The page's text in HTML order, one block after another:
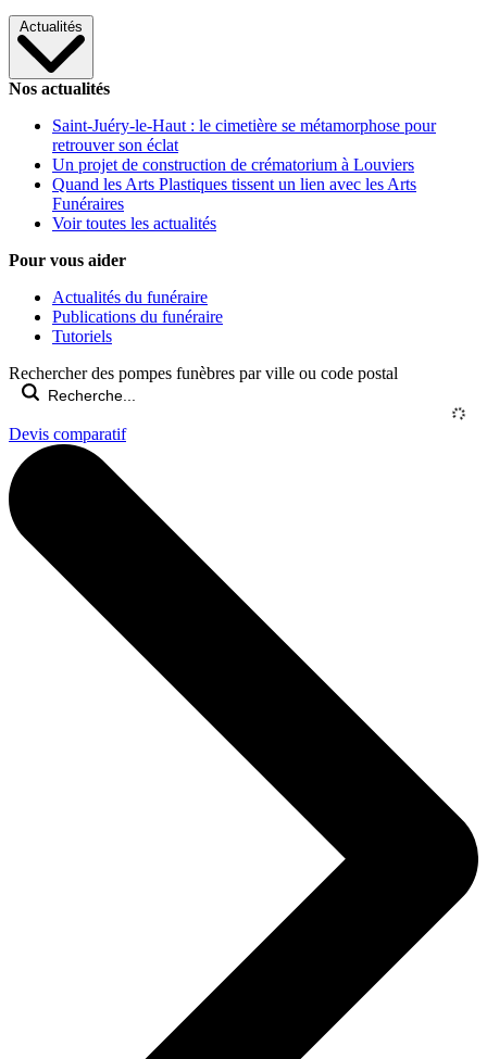
Actualités
Nos actualités
Saint-Juéry-le-Haut : le cimetière se métamorphose pour
retrouver son éclat
Un projet de construction de crématorium à Louviers
Quand les Arts Plastiques tissent un lien avec les Arts
Funéraires
Voir toutes les actualités
Pour vous aider
Actualités du funéraire
Publications du funéraire
Tutoriels
Rechercher des pompes funèbres par ville ou code postal
Devis comparatif